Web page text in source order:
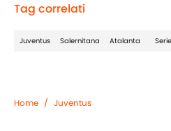
Tag correlati
Juventus Salernitana Atalanta
Home / Juventus